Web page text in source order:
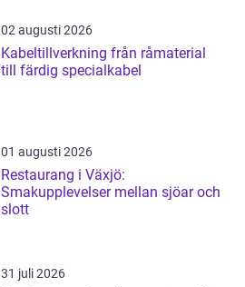
02 augusti 2026
Kabeltillverkning från råmaterial
till färdig specialkabel
01 augusti 2026
Restaurang i Växjö:
Smakupplevelser mellan sjöar och
slott
31 juli 2026